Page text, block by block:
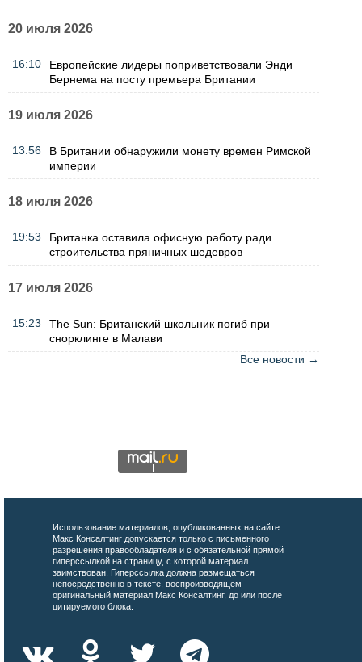
20 июля 2026
16:10
Европейские лидеры поприветствовали Энди
Бернема на посту премьера Британии
19 июля 2026
13:56
В Британии обнаружили монету времен Римской
империи
18 июля 2026
19:53
Британка оставила офисную работу ради
строительства пряничных шедевров
17 июля 2026
15:23
The Sun: Британский школьник погиб при
снорклинге в Малави
Все новости →
Использование материалов, опубликованных на сайте
Макс Консалтинг допускается только с письменного
разрешения правообладателя и с обязательной прямой
гиперссылкой на страницу, с которой материал
заимствован. Гиперссылка должна размещаться
непосредственно в тексте, воспроизводящем
оригинальный материал Макс Консалтинг, до или после
цитируемого блока.